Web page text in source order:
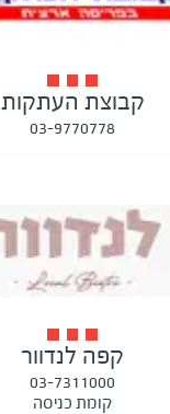
קבוצת העתקות
03-9770778
קפה לנדוור
03-7311000
קומת כניסה